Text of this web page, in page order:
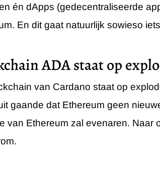
én dApps (gedecentraliseerde
En dit gaat natuurlijk sowieso
ADA staat op
van Cardano staat op
gaande dat Ethereum geen
van Ethereum zal evenaren. Naar